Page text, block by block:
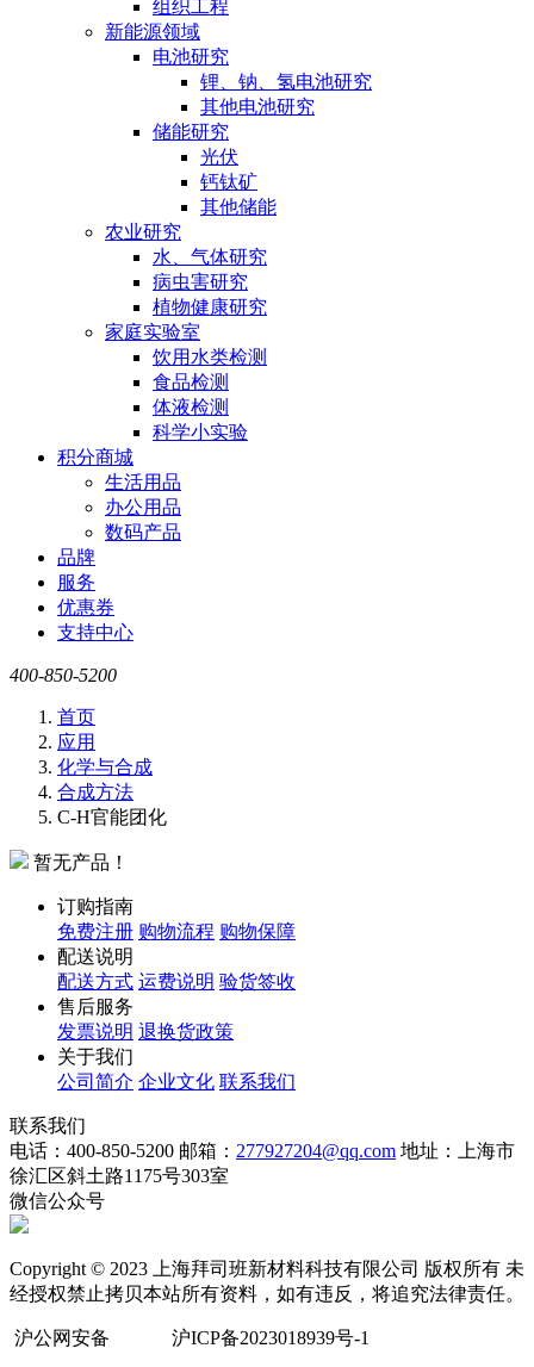
组织工程
新能源领域
电池研究
锂、钠、氢电池研究
其他电池研究
储能研究
光伏
钙钛矿
其他储能
农业研究
水、气体研究
病虫害研究
植物健康研究
家庭实验室
饮用水类检测
食品检测
体液检测
科学小实验
积分商城
生活用品
办公用品
数码产品
品牌
服务
优惠券
支持中心
400-850-5200
首页
应用
化学与合成
合成方法
C-H官能团化
暂无产品！
订购指南
免费注册 购物流程 购物保障
配送说明
配送方式 运费说明 验货签收
售后服务
发票说明 退换货政策
关于我们
公司简介 企业文化 联系我们
联系我们
电话：400-850-5200 邮箱： 277927204@qq.com 地址：上海市
徐汇区斜土路1175号303室
微信公众号
Copyright © 2023 上海拜司班新材料科技有限公司 版权所有 未
经授权禁止拷贝本站所有资料，如有违反，将追究法律责任。
沪公网安备 沪ICP备2023018939号-1